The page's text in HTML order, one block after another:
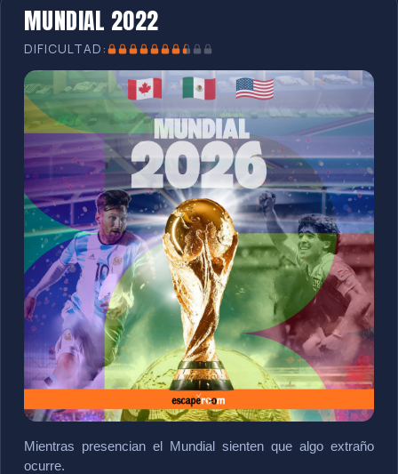
MUNDIAL 2022
DIFICULTAD:
Mientras presencian el Mundial sienten que algo extraño
ocurre.